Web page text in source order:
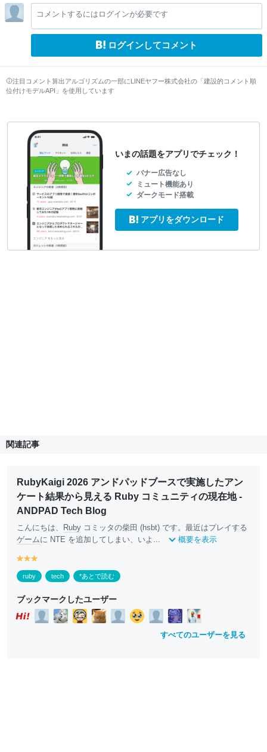
コメントするにはログインが必要です
ログインしてコメント
注目コメント算出アルゴリズムの一部にLINEヤフー株式会社の「建設的コメント順
位付けモデルAPI」を使用しています
いまの話題をアプリでチェック！
バナー広告なし
ミュート機能あり
ダークモード搭載
アプリをダウンロード
関連記事
RubyKaigi 2026 アンドパッドブースで実施したアン
ケート結果から見える Ruby コミュニティの現在地 -
ANDPAD Tech Blog
こんにちは、 Ruby コミッタの柴田 (hsbt) です。最近はプレイする
ゲームに NTE を追加してしまい、いよ... 概要を表示
y
e
ll
w
y
e
ll
o
w
e
ll
w
ruby tech *あとで読む
ブックマークしたユーザー
すべてのユーザーを見る